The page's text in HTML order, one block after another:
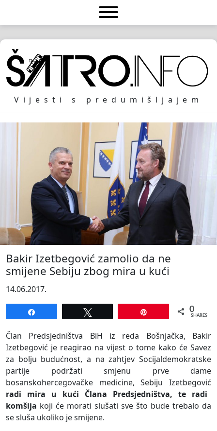
Vijesti s predumišljajem
Bakir Izetbegović zamolio da ne
smijene Sebiju zbog mira u kući
14.06.2017.
0
SHARES
Član Predsjedništva BiH iz reda Bošnjačka, Bakir
Izetbegović je reagirao na vijest o tome kako će Savez
za bolju budućnost, a na zahtjev Socijaldemokratske
partije podržati smjenu prve dame
bosanskohercegovačke medicine, Sebiju Izetbegović
radi mira u kući Člana Predsjedništva, te radi
komšija koji će morati slušati sve što bude trebalo da
se sluša ukoliko je smijene.